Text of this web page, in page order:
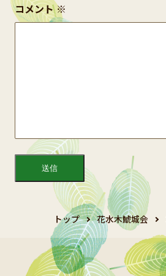
コメント※
トップ 花水木鯱城会